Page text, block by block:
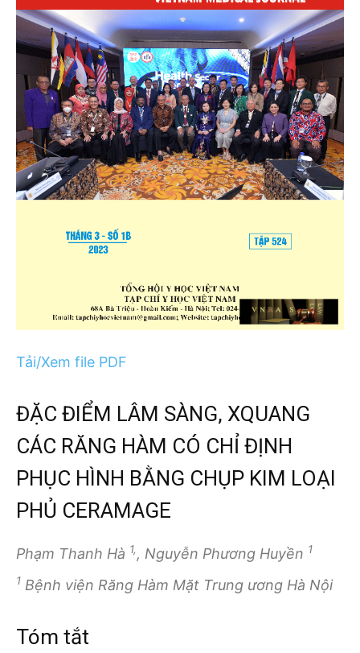
Tải/Xem file PDF
ĐẶC ĐIỂM LÂM SÀNG, XQUANG
CÁC RĂNG HÀM CÓ CHỈ ĐỊNH
PHỤC HÌNH BẰNG CHỤP KIM LOẠI
PHỦ CERAMAGE
Phạm Thanh Hà 1,, Nguyễn Phương Huyền 1
1 Bệnh viện Răng Hàm Mặt Trung ương Hà Nội
Tóm tắt